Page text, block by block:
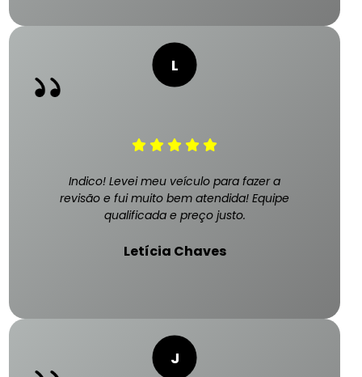
Indico! Levei meu veículo para fazer a
revisão e fui muito bem atendida! Equipe
qualificada e preço justo.
Letícia Chaves